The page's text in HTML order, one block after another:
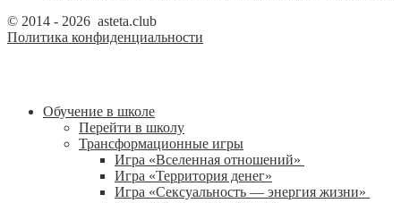
© 2014 - 2026 asteta.club
Политика конфиденциальности
Обучение в школе
Перейти в школу
Трансформационные игры
Игра «Вселенная отношений»
Игра «Территория денег»
Игра «Сексуальность — энергия жизни»